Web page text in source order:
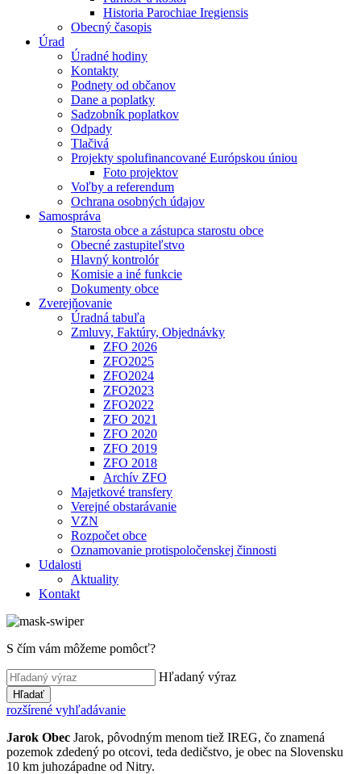
Historia Parochiae Iregiensis
Obecný časopis
Úrad
Úradné hodiny
Kontakty
Podnety od občanov
Dane a poplatky
Sadzobník poplatkov
Odpady
Tlačivá
Projekty spolufinancované Európskou úniou
Foto projektov
Voľby a referendum
Ochrana osobných údajov
Samospráva
Starosta obce a zástupca starostu obce
Obecné zastupiteľstvo
Hlavný kontrolór
Komisie a iné funkcie
Dokumenty obce
Zverejňovanie
Úradná tabuľa
Zmluvy, Faktúry, Objednávky
ZFO 2026
ZFO2025
ZFO2024
ZFO2023
ZFO2022
ZFO 2021
ZFO 2020
ZFO 2019
ZFO 2018
Archív ZFO
Majetkové transfery
Verejné obstarávanie
VZN
Rozpočet obce
Oznamovanie protispoločenskej činnosti
Udalosti
Aktuality
Kontakt
S čím vám môžeme pomôcť?
Hľadaný výraz
Hľadať
rozšírené vyhľadávanie
Jarok Obec Jarok, pôvodným menom tiež IREG, čo znamená
pozemok zdedený po otcovi, teda dedičstvo, je obec na Slovensku
10 km juhozápadne od Nitry.